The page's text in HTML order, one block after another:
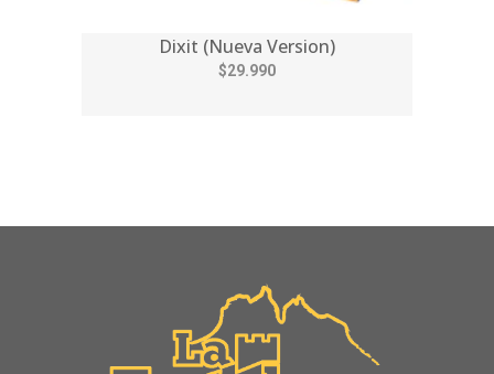
Dixit (Nueva Version)
$29.990